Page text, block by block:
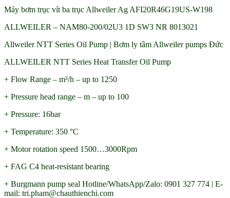
Máy bơm trục vít ba trục Allweiler Ag AFI20R46G19US-W198
ALLWEILER – NAM80-200/02U3 1D SW3 NR 8013021
Allweiler NTT Series Oil Pump | Bơm ly tâm Allweiler pumps Đức
ALLWEILER NTT Series Heat Transfer Oil Pump
+ Flow Range – m³/h – up to 1250
+ Pressure head range – m – up to 100
+ Pressure: 16bar
+ Temperature: 350 °C
+ Motor rotation speed 1500…3000Rpm
+ FAG C4 heat-resistant bearing
+ Burgmann pump seal Hotline/WhatsApp/Zalo: 0901 327 774 | E-
mail: tri.pham@chauthienchi.com